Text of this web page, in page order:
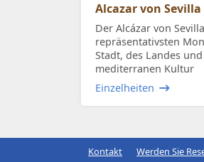
Alcazar von Sevilla
Der Alcázar von
repräsentativsten
Stadt, des Landes
mediterranen Kultur
Einzelheiten
Kontakt Werden Sie